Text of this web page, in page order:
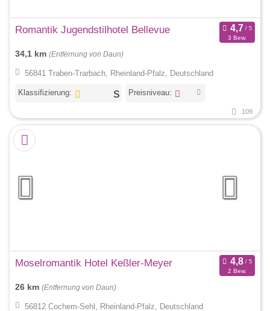
Romantik Jugendstilhotel Bellevue
3 Bew.
34,1 km (Entfernung von Daun)
56841 Traben-Trarbach, Rheinland-Pfalz, Deutschland
Klassifizierung: Preisniveau:
109
Moselromantik Hotel Keßler-Meyer
2 Bew.
26 km (Entfernung von Daun)
56812 Cochem-Sehl, Rheinland-Pfalz, Deutschland